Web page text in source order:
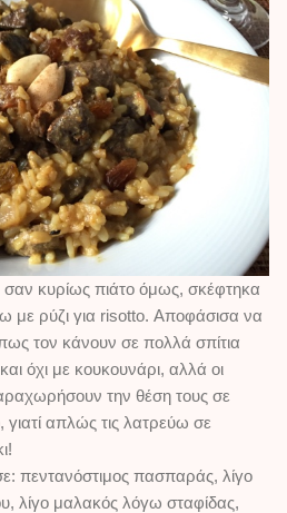
κυρίως πιάτο όμως, σκέφτηκα
με ρύζι για risotto. Αποφάσισα να
τον κάνουν σε πολλά σπίτια
όχι με κουκουνάρι, αλλά οι
την θέση τους σε
απλώς τις λατρεύω σε
πεντανόστιμος πασπαράς, λίγο
λίγο μαλακός λόγω σταφίδας,